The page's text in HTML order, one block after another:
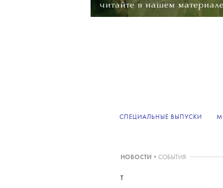
СПЕЦИАЛЬНЫЕ ВЫПУСКИ
НОВОСТИ • СОБЫТИЯ